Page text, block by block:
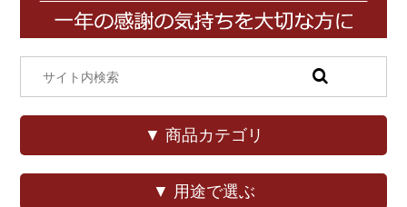
▼ 商品カテゴリ
▼ 用途で選ぶ